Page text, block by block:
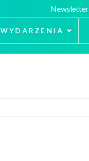
Newsletter
WYDARZENIA